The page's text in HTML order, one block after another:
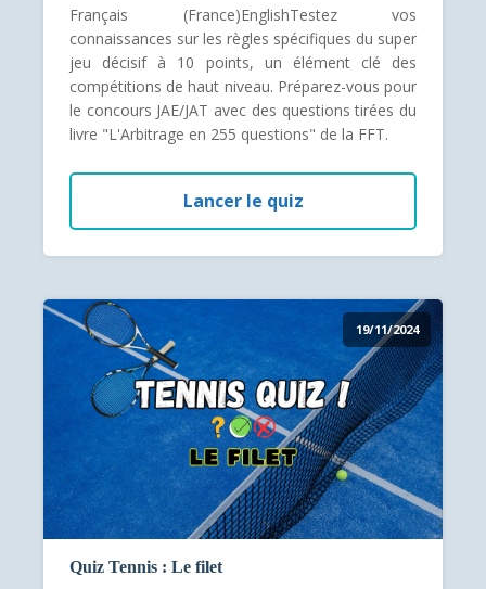
Français (France)EnglishTestez vos
connaissances sur les règles spécifiques du super
jeu décisif à 10 points, un élément clé des
compétitions de haut niveau. Préparez-vous pour
le concours JAE/JAT avec des questions tirées du
livre "L'Arbitrage en 255 questions" de la FFT.
Lancer le quiz
19/11/2024
Quiz Tennis : Le filet